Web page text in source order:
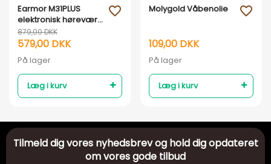
Earmor M31PLUS
elektronisk høreværn
- Sort
879,00 DKK
579,00 DKK
På lager
Læg i kurv
favorite_outline Molygold Våbenolie
109,00 DKK
På lager
Læg i kurv
favorite_outline
Tilmeld dig vores nyhedsbrev og hold dig opdateret
om vores gode tilbud